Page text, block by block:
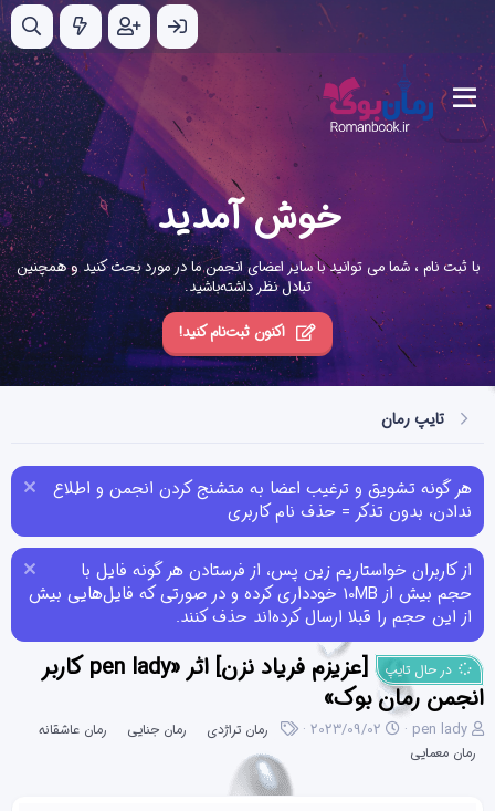
خوش آمدید
با ثبت نام ، شما می توانید با سایر اعضای انجمن ما در مورد بحث کنید و همچنین
تبادل نظر داشته‌باشید.
اکنون ثبت‌نام کنید!
تایپ رمان
هر گونه تشویق و ترغیب اعضا به متشنج کردن انجمن و اطلاع
ندادن، بدون تذکر = حذف نام کاربری
از کاربران خواستاریم زین پس، از فرستادن هر گونه فایل با
حجم بیش از 10MB خودداری کرده و در صورتی که فایل‌هایی بیش
از این حجم را قبلا ارسال کرده‌اند حذف کنند.
در حال تایپ
[عزیزم فریاد نزن] اثر «pen lady کاربر
انجمن رمان بوک»
ن
و
pen lady
ت2023/09/02
چ
س
رمان تراژدی رمان جنایی
رمان عاشقانه
رمان معمایی